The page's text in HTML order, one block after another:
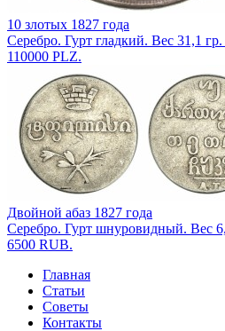
10 злотых 1827 года
Серебро. Гурт гладкий. Вес 31,1
110000 PLZ.
Двойной абаз 1827 года
Серебро. Гурт шнуровидный. Вес
6500 RUB.
Главная
Статьи
Советы
Контакты